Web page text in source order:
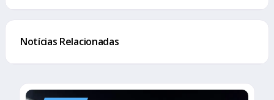
Notícias Relacionadas